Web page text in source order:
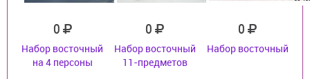
0
Набор восточный
на 4 персоны
0
Набор восточный
11-предметов
0
Набор восточный